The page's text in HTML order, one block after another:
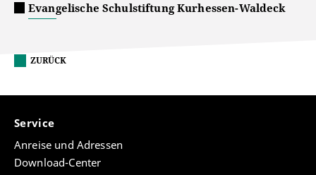
Evangelische Schulstiftung Kurhessen-Waldeck
ZURÜCK
Service
Anreise und Adressen
Download-Center